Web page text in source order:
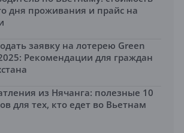
дня проживания и прайс на
заявку на лотерею Green
Рекомендации для граждан
из Нячанга: полезные 10
для тех, кто едет во Вьетнам